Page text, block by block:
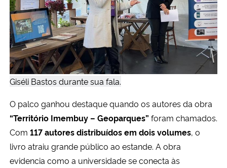
Giséli Bastos durante sua fala.
O palco ganhou destaque quando os autores da obra
“Território Imembuy – Geoparques” foram chamados.
Com 117 autores distribuídos em dois volumes, o
livro atraiu grande público ao estande. A obra
evidencia como a universidade se conecta às